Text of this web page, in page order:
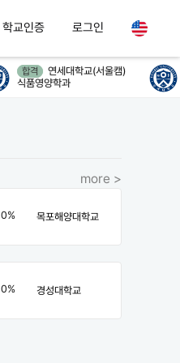
학교인증 로그인
합격
연세대학교(서울캠)
식품영양학과
more >
0% 목포해양대학교
0% 경성대학교